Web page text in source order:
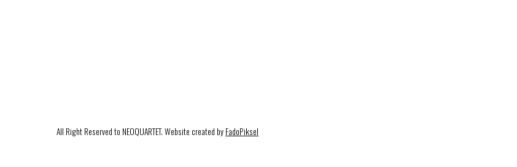
All Right Reserved to NEOQUARTET. Website created by FadoPiksel